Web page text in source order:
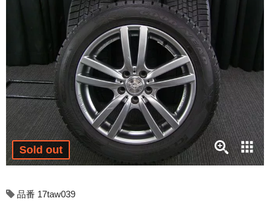
16インチ：冬タイヤホイール
17インチ：冬タイヤホイール
18インチ：冬タイヤホイール
19インチ：冬タイヤホイール
20インチ：冬タイヤホイール
夏タイヤホイール
12インチ：夏タイヤホイール
Sold out
品番 17taw039